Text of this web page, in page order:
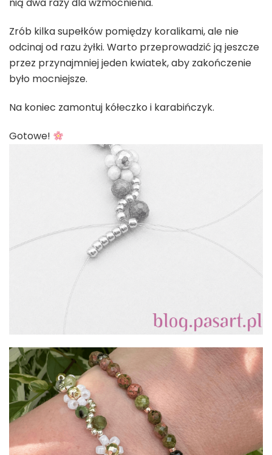
Zrób kilka supełków pomiędzy koralikami, ale nie
odcinaj od razu żyłki. Warto przeprowadzić ją jeszcze
przez przynajmniej jeden kwiatek, aby zakończenie
było mocniejsze.
Na koniec zamontuj kółeczko i karabińczyk.
Gotowe!